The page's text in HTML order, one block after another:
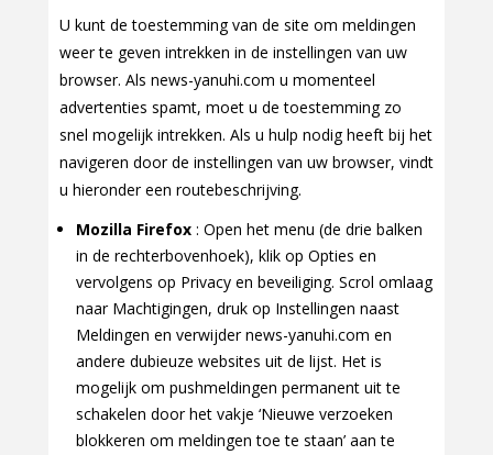
U kunt de toestemming van de site om meldingen
weer te geven intrekken in de instellingen van uw
browser. Als news-yanuhi.com u momenteel
advertenties spamt, moet u de toestemming zo
snel mogelijk intrekken. Als u hulp nodig heeft bij het
navigeren door de instellingen van uw browser, vindt
u hieronder een routebeschrijving.
Mozilla Firefox : Open het menu (de drie balken
in de rechterbovenhoek), klik op Opties en
vervolgens op Privacy en beveiliging. Scrol omlaag
naar Machtigingen, druk op Instellingen naast
Meldingen en verwijder news-yanuhi.com en
andere dubieuze websites uit de lijst. Het is
mogelijk om pushmeldingen permanent uit te
schakelen door het vakje ‘Nieuwe verzoeken
blokkeren om meldingen toe te staan’ aan te